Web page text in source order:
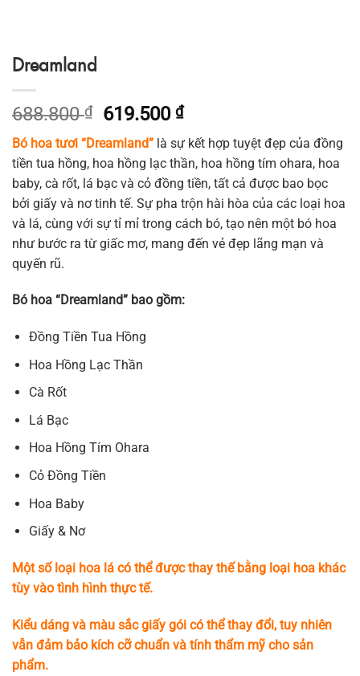
Dreamland
688.800₫
Giá
gốc
là:
688.800 ₫.
619.500₫Giá
hiện
tại
là:
619.500 ₫.
Bó hoa tươi “Dreamland” là sự kết hợp tuyệt đẹp của đồng
tiền tua hồng, hoa hồng lạc thần, hoa hồng tím ohara, hoa
baby, cà rốt, lá bạc và cỏ đồng tiền, tất cả được bao bọc
bởi giấy và nơ tinh tế. Sự pha trộn hài hòa của các loại hoa
và lá, cùng với sự tỉ mỉ trong cách bó, tạo nên một bó hoa
như bước ra từ giấc mơ, mang đến vẻ đẹp lãng mạn và
quyến rũ.
Bó hoa “Dreamland” bao gồm:
Đồng Tiền Tua Hồng
Hoa Hồng Lạc Thần
Cà Rốt
Lá Bạc
Hoa Hồng Tím Ohara
Cỏ Đồng Tiền
Hoa Baby
Giấy & Nơ
Một số loại hoa lá có thể được thay thế bằng loại hoa khác
tùy vào tình hình thực tế.
Kiểu dáng và màu sắc giấy gói có thể thay đổi, tuy nhiên
vẫn đảm bảo kích cỡ chuẩn và tính thẩm mỹ cho sản
phẩm.